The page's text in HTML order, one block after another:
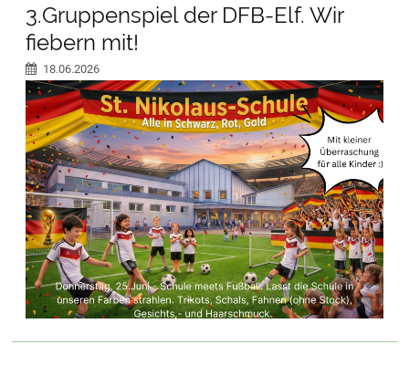
3.Gruppenspiel der DFB-Elf. Wir
fiebern mit!
18.06.2026